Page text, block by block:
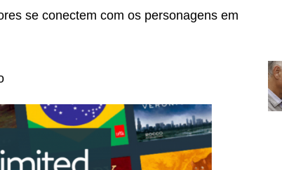
se conectem com os personagens em